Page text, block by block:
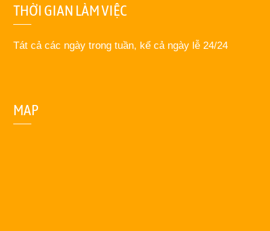
THỜI GIAN LÀM VIỆC
Tát cả các ngày trong tuần, kể cả ngày lễ 24/24
MAP